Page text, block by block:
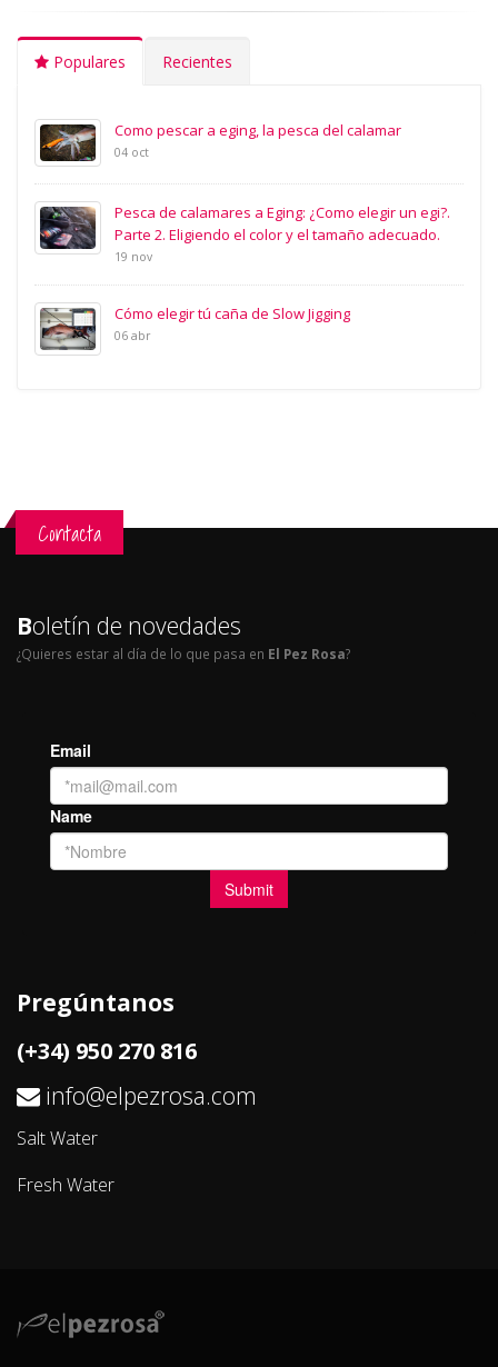
Populares Recientes
Como pescar a eging, la pesca del calamar
04 oct
Pesca de calamares a Eging: ¿Como elegir un egi?.
Parte 2. Eligiendo el color y el tamaño adecuado.
19 nov
Cómo elegir tú caña de Slow Jigging
06 abr
Contacta
Boletín de novedades
¿Quieres estar al día de lo que pasa en El Pez Rosa?
Pregúntanos
(+34) 950 270 816
info@elpezrosa.com
Salt Water
Fresh Water